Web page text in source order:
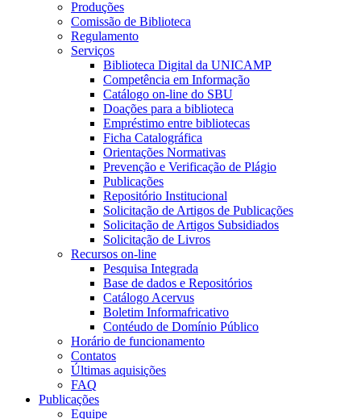
Produções
Comissão de Biblioteca
Regulamento
Serviços
Biblioteca Digital da UNICAMP
Competência em Informação
Catálogo on-line do SBU
Doações para a biblioteca
Empréstimo entre bibliotecas
Ficha Catalográfica
Orientações Normativas
Prevenção e Verificação de Plágio
Publicações
Repositório Institucional
Solicitação de Artigos de Publicações
Solicitação de Artigos Subsidiados
Solicitação de Livros
Recursos on-line
Pesquisa Integrada
Base de dados e Repositórios
Catálogo Acervus
Boletim Informafricativo
Contéudo de Domínio Público
Horário de funcionamento
Contatos
Últimas aquisições
FAQ
Publicações
Equipe